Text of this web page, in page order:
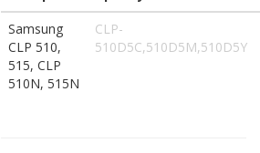
Samsung
CLP 510,
515, CLP
510N, 515N
CLP-
510D5C,510D5M,510D5Y